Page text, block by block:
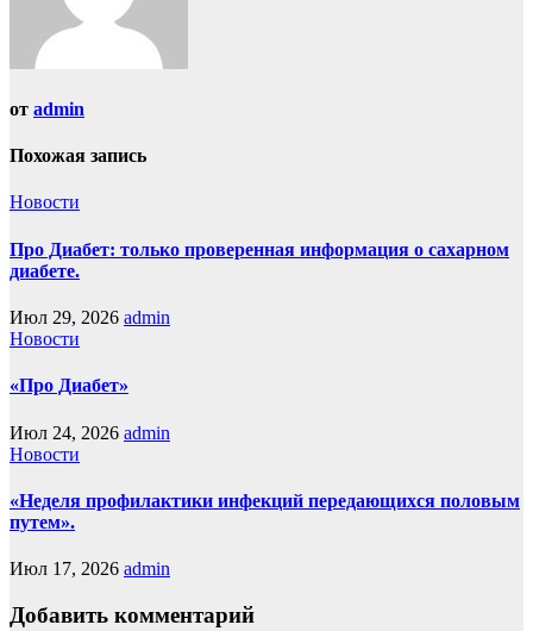
от admin
Похожая запись
Новости
Про Диабет: только проверенная информация о сахарном
диабете.
Июл 29, 2026 admin
Новости
«Про Диабет»
Июл 24, 2026 admin
Новости
«Неделя профилактики инфекций передающихся половым
путем».
Июл 17, 2026 admin
Добавить комментарий